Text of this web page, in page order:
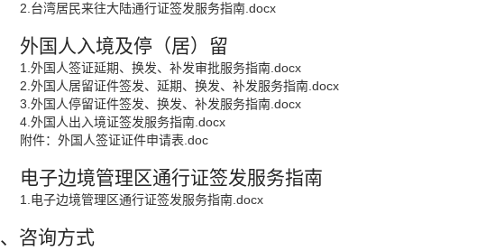
2.台湾居民来往大陆通行证签发服务指南.docx
外国人入境及停（居）留
1.外国人签证延期、换发、补发审批服务指南.docx
2.外国人居留证件签发、延期、换发、补发服务指南.docx
3.外国人停留证件签发、换发、补发服务指南.docx
4.外国人出入境证签发服务指南.docx
附件：外国人签证证件申请表.doc
电子边境管理区通行证签发服务指南
1.电子边境管理区通行证签发服务指南.docx
、咨询方式